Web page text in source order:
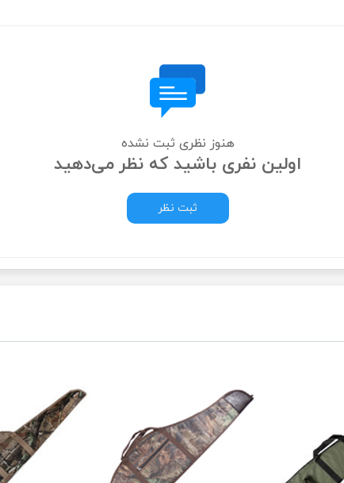
هنوز نظری ثبت نشده
اولین نفری باشید که نظر می‌دهید
ثبت نظر